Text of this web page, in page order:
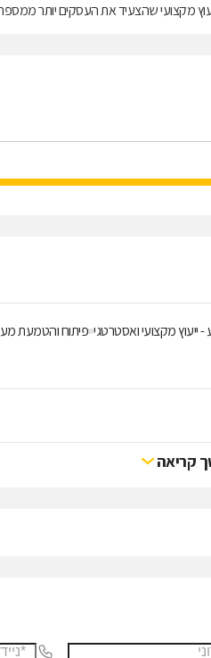
מקצועי שהצעיד את העסקים יותר
ייעוץ מקצועי ואסטרטגי פיתוח והטמעת
קריאה